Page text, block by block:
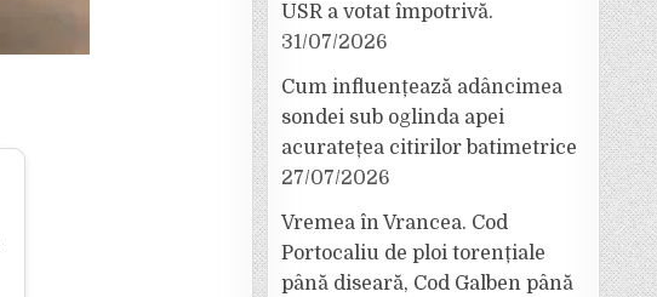
USR a votat împotrivă.
31/07/2026
Cum influențează adâncimea
sondei sub oglinda apei
acuratețea citirilor batimetrice
27/07/2026
Vremea în Vrancea. Cod
Portocaliu de ploi torențiale
până diseară, Cod Galben până